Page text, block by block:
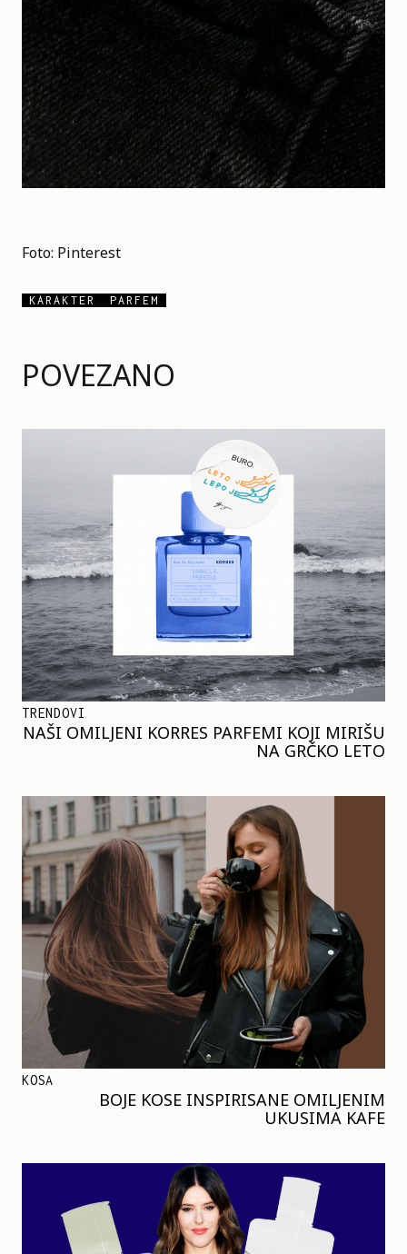
POVEZANO
TRENDOVI
NAŠI OMILJENI KORRES PARFEMI KOJI MIRIŠU
NA GRČKO LETO
KOSA
BOJE KOSE INSPIRISANE OMILJENIM
UKUSIMA KAFE
Foto: Pinterest
KARAKTER PARFEM